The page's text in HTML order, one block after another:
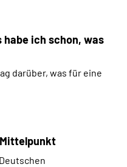
habe ich schon, was
darüber, was für eine